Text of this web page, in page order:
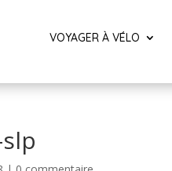
VOYAGER À VÉLO